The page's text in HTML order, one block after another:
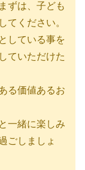
ずは、子ども
てください。
している事を
ていただけた
る価値あるお
一緒に楽しみ
ごしましょ